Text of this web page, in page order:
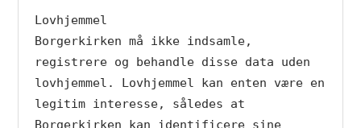
Lovhjemmel
Borgerkirken må ikke indsamle,
registrere og behandle disse data uden
lovhjemmel. Lovhjemmel kan enten være en
legitim interesse, således at
Borgerkirken kan identificere sine